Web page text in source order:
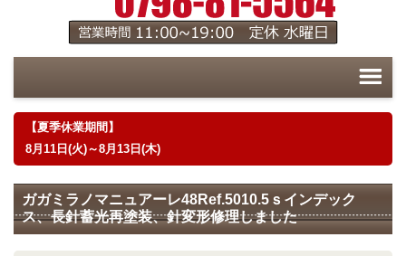
【夏季休業期間】
8月11日(火)～8月13日(木)
ガガミラノマニュアーレ48Ref.5010.5ｓインデック
ス、長針蓄光再塗装、針変形修理しました